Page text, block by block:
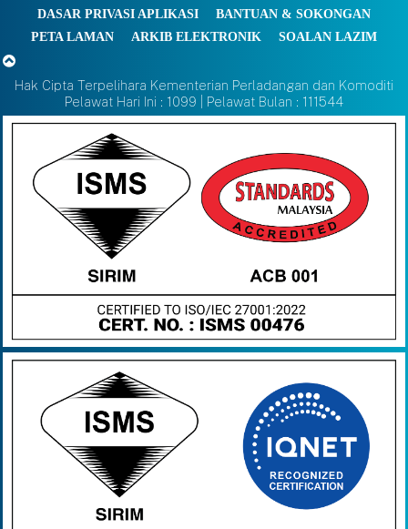
DASAR PRIVASI APLIKASI
BANTUAN & SOKONGAN
PETA LAMAN
ARKIB ELEKTRONIK SOALAN LAZIM
Hak Cipta Terpelihara Kementerian Perladangan dan Komoditi
Pelawat Hari Ini : 1099 | Pelawat Bulan : 111544